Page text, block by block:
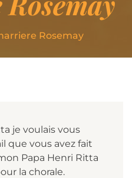
Rosemay
je voulais vous
que vous avez fait
Papa Henri Ritta
la chorale.